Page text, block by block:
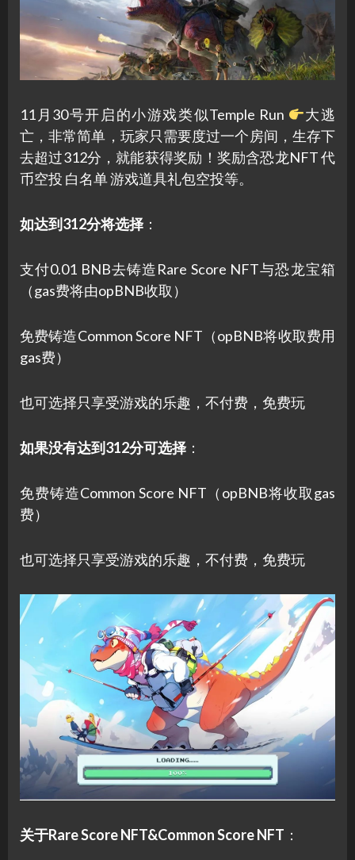
11月30号开启的小游戏类似Temple Run
大逃
亡，非常简单，玩家只需要度过一个房间，生存下
去超过312分，就能获得奖励！奖励含恐龙NFT 代
币空投 白名单 游戏道具礼包空投等。
如达到312分将选择 ：
支付0.01 BNB去铸造Rare Score NFT与恐龙宝箱
（gas费将由opBNB收取）
免费铸造Common Score NFT（opBNB将收取费用
gas费）
也可选择只享受游戏的乐趣，不付费，免费玩
如果没有达到312分可选择 ：
免费铸造Common Score NFT（opBNB将收取gas
费）
也可选择只享受游戏的乐趣，不付费，免费玩
关于Rare Score NFT&Common Score NFT ：